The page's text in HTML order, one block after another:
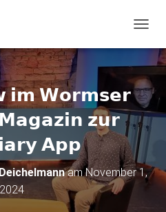
A
G
A
T
I
O
U
M
𝗶𝗺 𝗪𝗼𝗿𝗺𝘀𝗲𝗿
𝘇𝘂𝗿
𝗔𝗽𝗽
amNovember 1,
2024